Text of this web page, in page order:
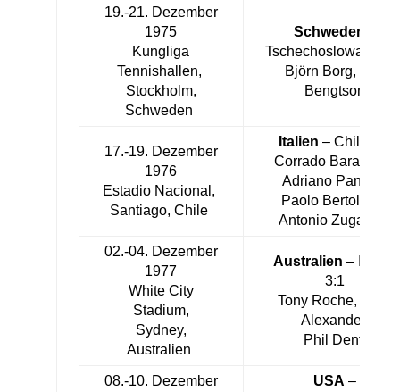
19.-21. Dezember
1975
Kungliga
Tennishallen,
Stockholm,
Schweden
Schweden
Tschechoslowakei
Björn Borg, Ove
Bengtson
17.-19. Dezember
1976
Estadio Nacional,
Santiago, Chile
Italien – Chile 4:1
Corrado Barazzutti,
Adriano Panatta,
Paolo Bertolucci,
Antonio Zugarelli
02.-04. Dezember
1977
White City
Stadium,
Sydney,
Australien
Australien – Italien
3:1
Tony Roche, John
Alexander,
Phil Dent
08.-10. Dezember
USA –